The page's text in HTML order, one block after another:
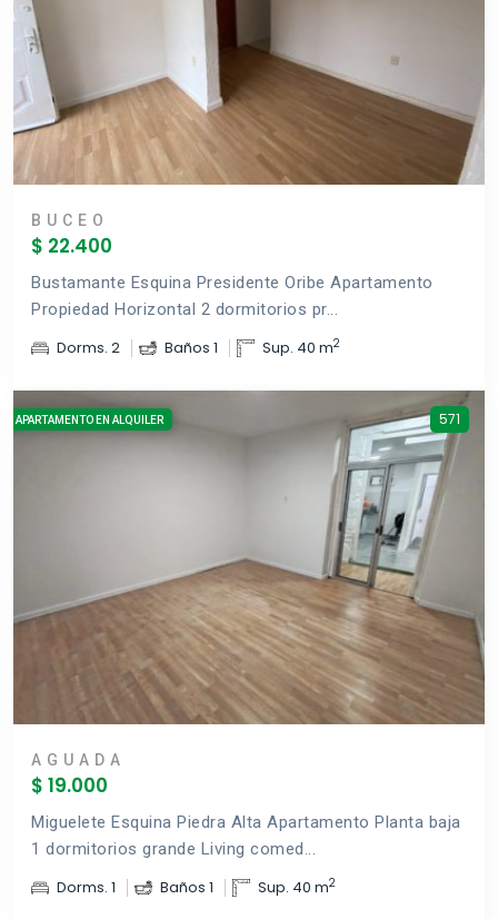
BUCEO
$ 22.400
Bustamante Esquina Presidente Oribe Apartamento
Propiedad Horizontal 2 dormitorios pr...
Dorms. 2 Baños 1 Sup. 40 m2
APARTAMENTO EN ALQUILER 571
AGUADA
$ 19.000
Miguelete Esquina Piedra Alta Apartamento Planta baja
1 dormitorios grande Living comed...
Dorms. 1 Baños 1 Sup. 40 m2